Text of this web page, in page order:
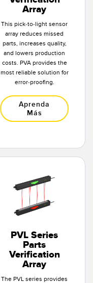
Array
This pick-to-light sensor
array reduces missed
parts, increases quality,
and lowers production
costs. PVA provides the
most reliable solution for
error-proofing.
Aprenda
Más
PVL Series
Parts
Verification
Array
The PVL series provides